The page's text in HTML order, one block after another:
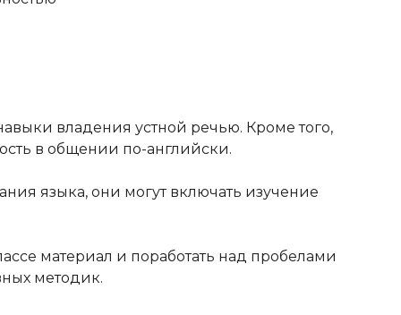
владения устной речью. Кроме того,
в общении по-английски.
языка, они могут включать изучение
материал и поработать над пробелами
методик.